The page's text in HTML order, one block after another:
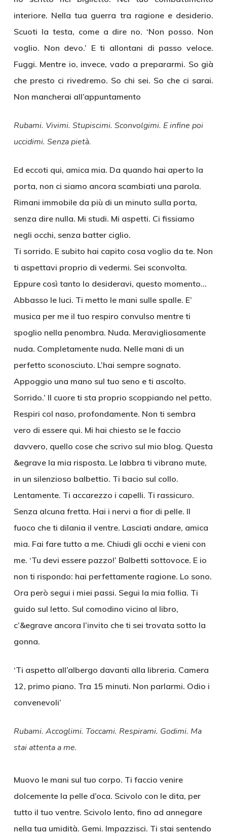
interiore. Nella tua guerra tra ragione e desiderio.
Scuoti la testa, come a dire no. ‘Non posso. Non
voglio. Non devo.’ E ti allontani di passo veloce.
Fuggi. Mentre io, invece, vado a prepararmi. So già
che presto ci rivedremo. So chi sei. So che ci sarai.
Non mancherai all’appuntamento
Rubami. Vivimi. Stupiscimi. Sconvolgimi. E infine poi
uccidimi. Senza pietà.
Ed eccoti qui, amica mia. Da quando hai aperto la
porta, non ci siamo ancora scambiati una parola.
Rimani immobile da più di un minuto sulla porta,
senza dire nulla. Mi studi. Mi aspetti. Ci fissiamo
negli occhi, senza batter ciglio.
Ti sorrido. E subito hai capito cosa voglio da te. Non
ti aspettavi proprio di vedermi. Sei sconvolta.
Eppure così tanto lo desideravi, questo momento…
Abbasso le luci. Ti metto le mani sulle spalle. E’
musica per me il tuo respiro convulso mentre ti
spoglio nella penombra. Nuda. Meravigliosamente
nuda. Completamente nuda. Nelle mani di un
perfetto sconosciuto. L’hai sempre sognato.
Appoggio una mano sul tuo seno e ti ascolto.
Sorrido.’ Il cuore ti sta proprio scoppiando nel petto.
Respiri col naso, profondamente. Non ti sembra
vero di essere qui. Mi hai chiesto se le faccio
davvero, quello cose che scrivo sul mio blog. Questa
&egrave la mia risposta. Le labbra ti vibrano mute,
in un silenzioso balbettio. Ti bacio sul collo.
Lentamente. Ti accarezzo i capelli. Ti rassicuro.
Senza alcuna fretta. Hai i nervi a fior di pelle. Il
fuoco che ti dilania il ventre. Lasciati andare, amica
mia. Fai fare tutto a me. Chiudi gli occhi e vieni con
me. ‘Tu devi essere pazzo!’ Balbetti sottovoce. E io
non ti rispondo: hai perfettamente ragione. Lo sono.
Ora però segui i miei passi. Segui la mia follia. Ti
guido sul letto. Sul comodino vicino al libro,
c’&egrave ancora l’invito che ti sei trovata sotto la
gonna.
‘Ti aspetto all’albergo davanti alla libreria. Camera
12, primo piano. Tra 15 minuti. Non parlarmi. Odio i
convenevoli’
Rubami. Accoglimi. Toccami. Respirami. Godimi. Ma
stai attenta a me.
Muovo le mani sul tuo corpo. Ti faccio venire
dolcemente la pelle d’oca. Scivolo con le dita, per
tutto il tuo ventre. Scivolo lento, fino ad annegare
nella tua umidità. Gemi. Impazzisci. Ti stai sentendo